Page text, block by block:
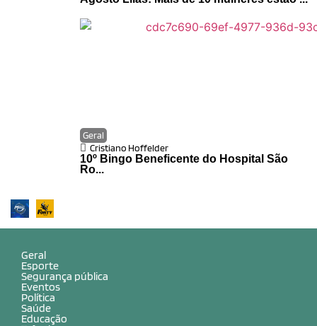
Geral
Cristiano Hoffelder
10º Bingo Beneficente do Hospital São
Ro...
Geral
Esporte
Segurança pública
Eventos
Política
Saúde
Educação